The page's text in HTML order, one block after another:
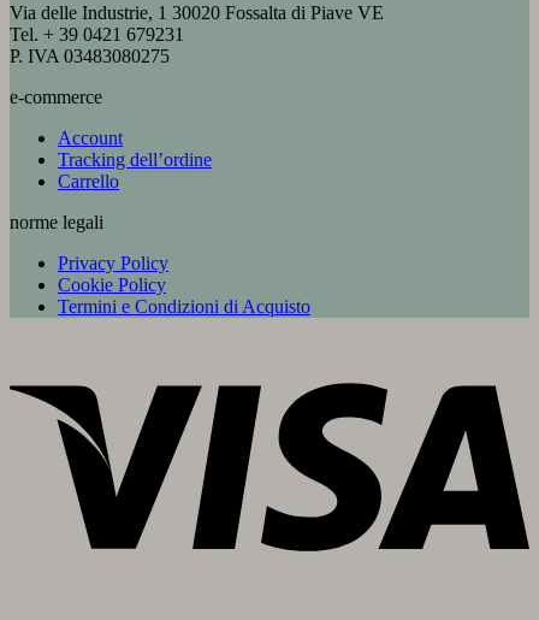
Via delle Industrie, 1 30020 Fossalta di Piave VE
Tel. + 39 0421 679231
P. IVA 03483080275
e-commerce
Account
Tracking dell’ordine
Carrello
norme legali
Privacy Policy
Cookie Policy
Termini e Condizioni di Acquisto